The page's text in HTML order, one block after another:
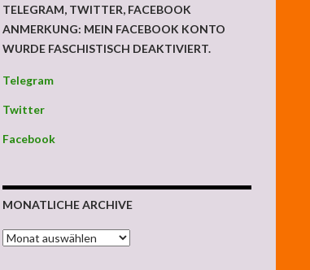
TELEGRAM, TWITTER, FACEBOOK
ANMERKUNG: MEIN FACEBOOK KONTO
WURDE FASCHISTISCH DEAKTIVIERT.
Telegram
Twitter
Facebook
MONATLICHE ARCHIVE
MONATLICHE ARCHIVE